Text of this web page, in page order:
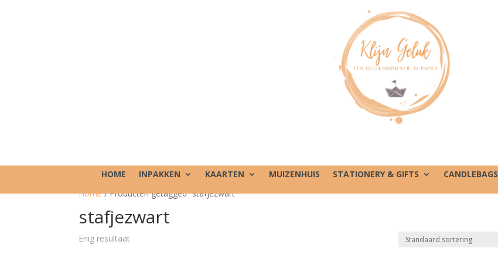
HOME INPAKKEN KAARTEN MUIZENHUIS STATIONERY & GIFTS CANDLEBAGS
Home/ Producten getagged “stafjezwart”
stafjezwart
Enig resultaat